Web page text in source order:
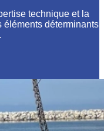
technique et la
éléments déterminants